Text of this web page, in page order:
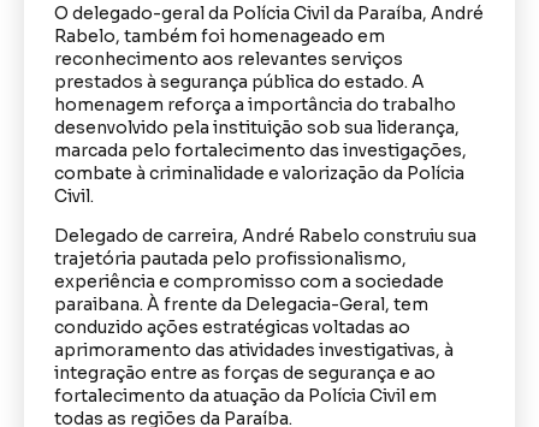
O delegado-geral da Polícia Civil da Paraíba, André
Rabelo, também foi homenageado em
reconhecimento aos relevantes serviços
prestados à segurança pública do estado. A
homenagem reforça a importância do trabalho
desenvolvido pela instituição sob sua liderança,
marcada pelo fortalecimento das investigações,
combate à criminalidade e valorização da Polícia
Civil.
Delegado de carreira, André Rabelo construiu sua
trajetória pautada pelo profissionalismo,
experiência e compromisso com a sociedade
paraibana. À frente da Delegacia-Geral, tem
conduzido ações estratégicas voltadas ao
aprimoramento das atividades investigativas, à
integração entre as forças de segurança e ao
fortalecimento da atuação da Polícia Civil em
todas as regiões da Paraíba.